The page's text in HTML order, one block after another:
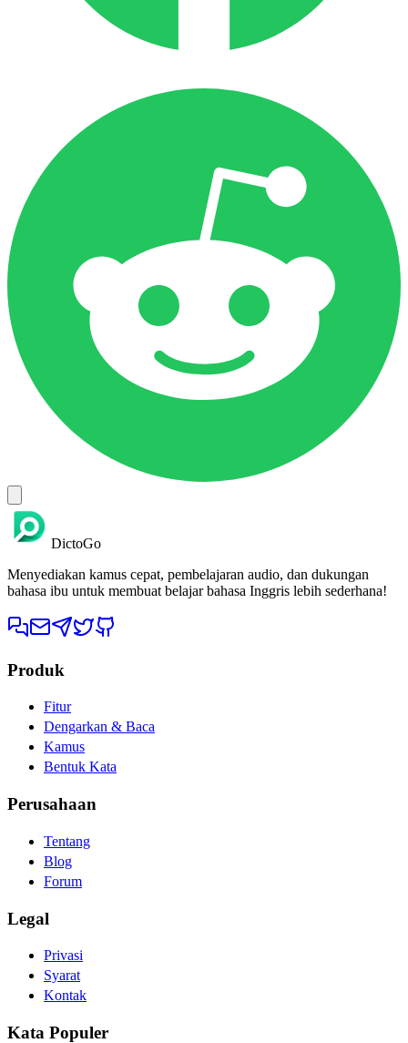
DictoGo
Menyediakan kamus cepat, pembelajaran audio, dan dukungan
bahasa ibu untuk membuat belajar bahasa Inggris lebih sederhana!
Produk
Fitur
Dengarkan & Baca
Kamus
Bentuk Kata
Perusahaan
Tentang
Blog
Forum
Legal
Privasi
Syarat
Kontak
Kata Populer